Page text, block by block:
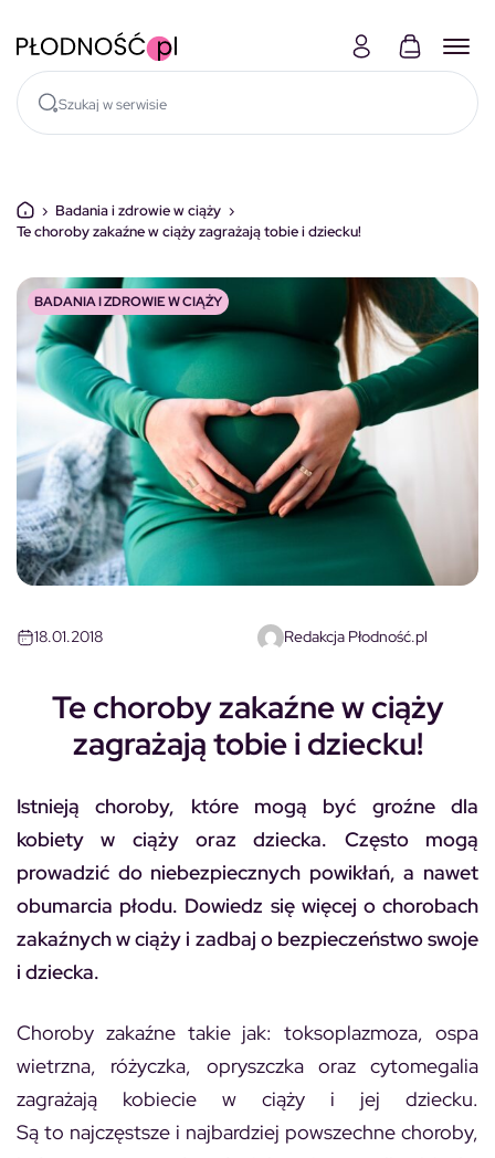
› Badania i zdrowie w ciąży ›
Te choroby zakaźne w ciąży zagrażają tobie i dziecku!
BADANIA I ZDROWIE W CIĄŻY
18.01.2018 Redakcja Płodność.pl
Te choroby zakaźne w ciąży
zagrażają tobie i dziecku!
Istnieją choroby, które mogą być groźne dla
kobiety w ciąży oraz dziecka. Często mogą
prowadzić do niebezpiecznych powikłań, a nawet
obumarcia płodu. Dowiedz się więcej o chorobach
zakaźnych w ciąży i zadbaj o bezpieczeństwo swoje
i dziecka.
Choroby zakaźne takie jak: toksoplazmoza, ospa
wietrzna, różyczka, opryszczka oraz cytomegalia
zagrażają kobiecie w ciąży i jej dziecku.
Są to najczęstsze i najbardziej powszechne choroby,